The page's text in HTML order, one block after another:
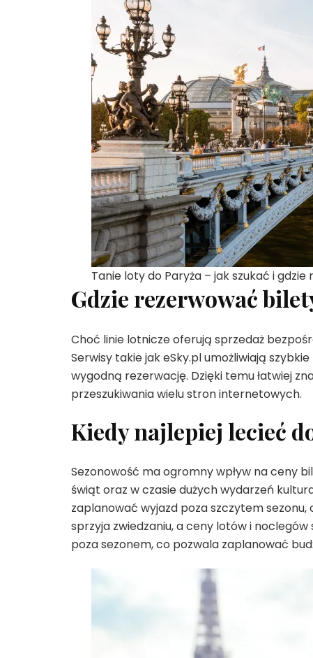
Tanie loty do Paryża – jak szukać i
Gdzie rezerwować
Choć linie lotnicze oferują sprzedaż
Serwisy takie jak eSky.pl umożliwiają
wygodną rezerwację. Dzięki temu łatwiej
przeszukiwania wielu stron internetowych.
Kiedy najlepiej lecieć
Sezonowość ma ogromny wpływ na ceny
świąt oraz w czasie dużych wydarzeń
zaplanować wyjazd poza szczytem
sprzyja zwiedzaniu, a ceny lotów i
poza sezonem, co pozwala zaplanować